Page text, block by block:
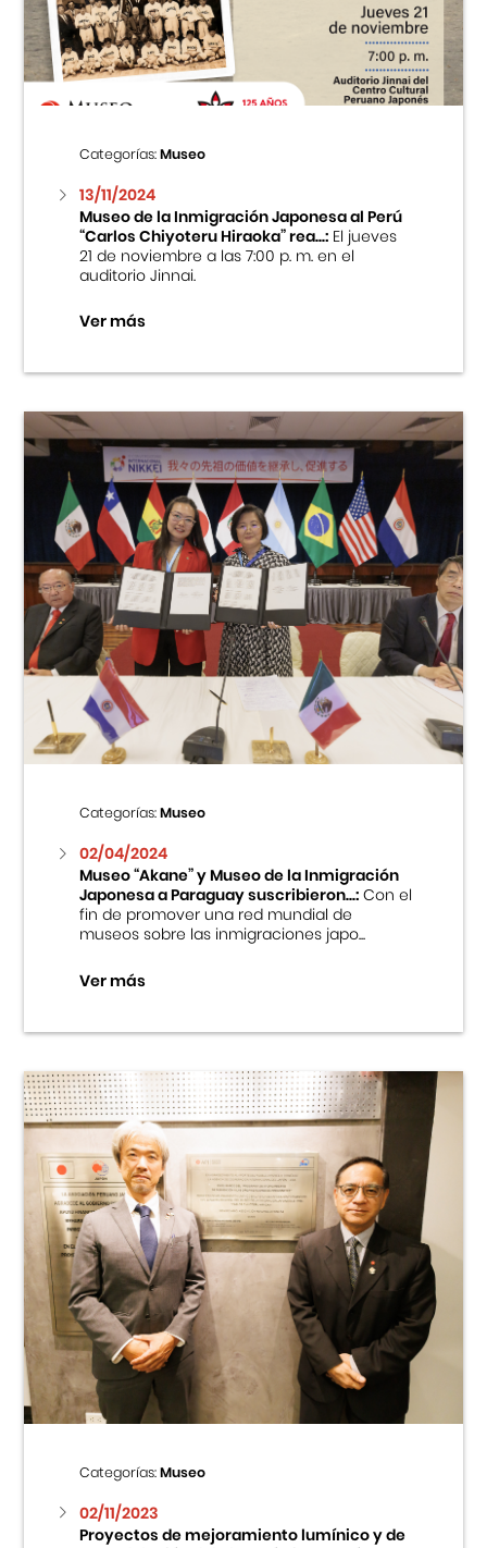
Centro Cultural Peruano Japonés
Cursos
Museo de la Inmigración Japonesa
Fondo Editorial
Teatro Peruano Japonés
Categorías:Museo
13/11/2024
Museo de la Inmigración Japonesa al Perú
“Carlos Chiyoteru Hiraoka” rea...:El jueves
21 de noviembre a las 7:00 p. m. en el
auditorio Jinnai.
Ver más
Categorías:Museo
02/04/2024
Museo “Akane” y Museo de la Inmigración
Japonesa a Paraguay suscribieron...:Con el
fin de promover una red mundial de
museos sobre las inmigraciones japo...
Ver más
Categorías:Museo
02/11/2023
Proyectos de mejoramiento lumínico y de